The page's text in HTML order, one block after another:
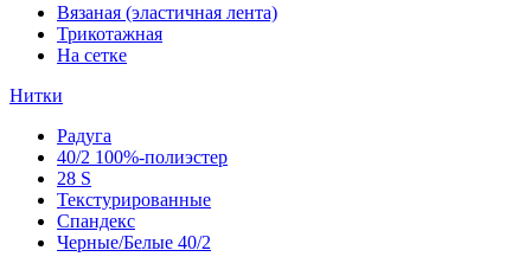
Вязаная (эластичная лента)
Трикотажная
На сетке
Нитки
Радуга
40/2 100%-полиэстер
28 S
Текстурированные
Спандекс
Черные/Белые 40/2